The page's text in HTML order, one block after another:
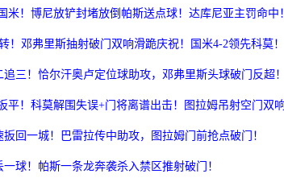
米！博尼放铲封堵放倒帕斯送点球！达库尼亚主罚命中！
！邓弗里斯抽射破门双响滑跪庆祝！国米4-2领先科莫！
三！恰尔汗奥卢定位球助攻，邓弗里斯头球破门反超！
平！科莫解围失误+门将离谱出击！图拉姆吊射空门双响
回一城！巴雷拉传中助攻，图拉姆门前抢点破门！
球！帕斯一条龙奔袭杀入禁区推射破门！